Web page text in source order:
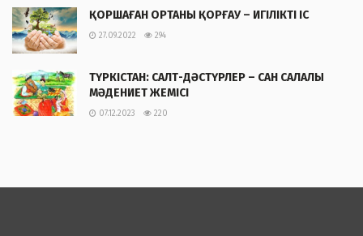
ҚОРШАҒАН ОРТАНЫ ҚОРҒАУ – ИГІЛІКТІ ІС
27.09.2022 294
ТҮРКІСТАН: САЛТ-ДӘСТҮРЛЕР – САН САЛАЛЫ
МӘДЕНИЕТ ЖЕМІСІ
07.12.2023 220